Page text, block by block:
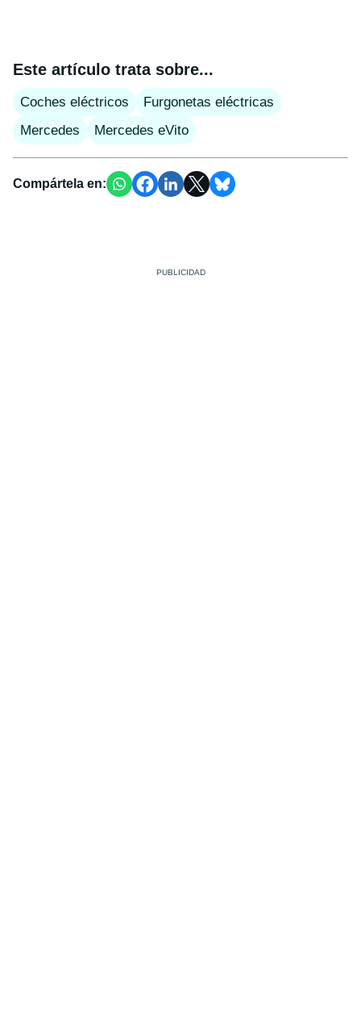
Este artículo trata sobre...
Coches eléctricos
Furgonetas eléctricas
Mercedes
Mercedes eVito
Compártela en: